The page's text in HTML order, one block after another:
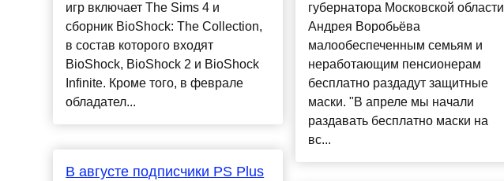
игр включает The Sims 4 и
сборник BioShock: The Collection,
в состав которого входят
BioShock, BioShock 2 и BioShock
Infinite. Кроме того, в феврале
обладател...
В августе подписчики PS Plus
губернатора Московской области
Андрея Воробьёва
малообеспеченным семьям и
неработающим пенсионерам
бесплатно раздадут защитные
маски. "В апреле мы начали
раздавать бесплатно маски на
вс...